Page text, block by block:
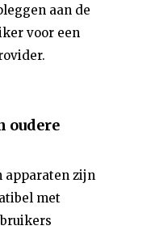
aan de
voor een
oudere
apparaten zijn
met